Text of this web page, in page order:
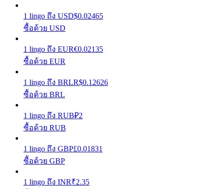
รับรางวัลการแข่งขันทุกวัน
การปักหลัก
1 lingo ถึง USD$0.02465
ซื้อด้วย USD
1 lingo ถึง EUR€0.02135
ซื้อด้วย EUR
1 lingo ถึง BRLR$0.12626
ซื้อด้วย BRL
1 lingo ถึง RUB₽2
ซื้อด้วย RUB
1 lingo ถึง GBP£0.01831
ซื้อด้วย GBP
1 lingo ถึง INR₹2.35